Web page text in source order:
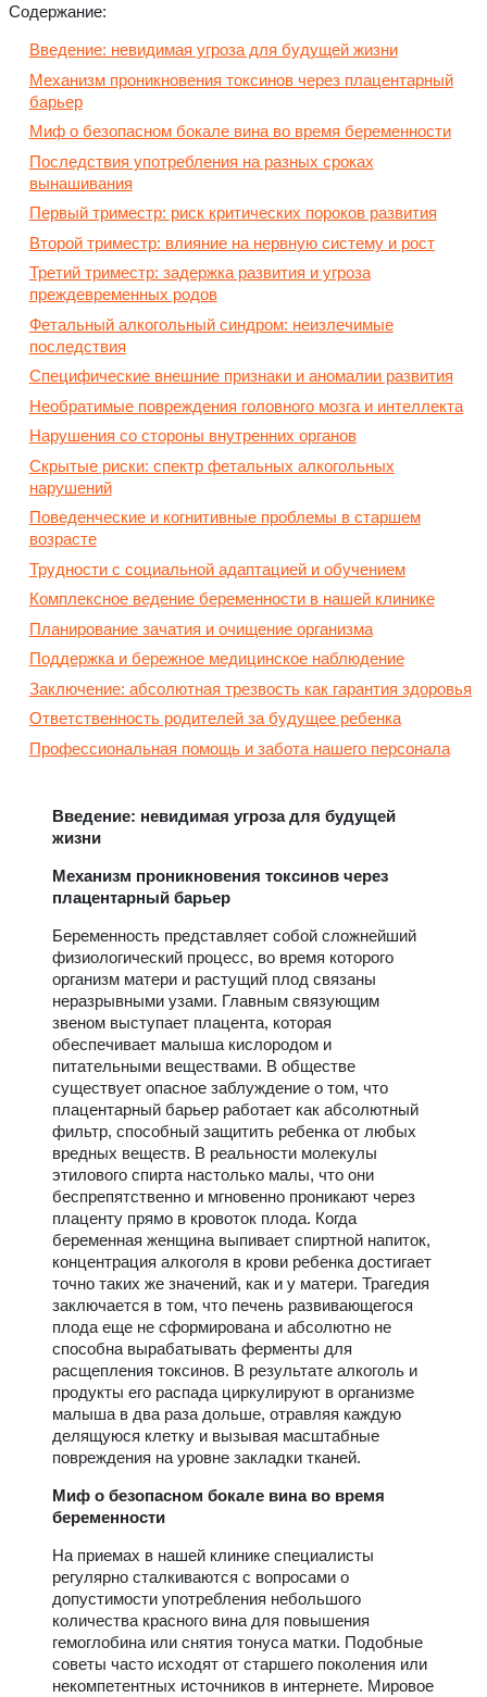
Содержание:
Введение: невидимая угроза для будущей жизни
Механизм проникновения токсинов через плацентарный
барьер
Миф о безопасном бокале вина во время беременности
Последствия употребления на разных сроках
вынашивания
Первый триместр: риск критических пороков развития
Второй триместр: влияние на нервную систему и рост
Третий триместр: задержка развития и угроза
преждевременных родов
Фетальный алкогольный синдром: неизлечимые
последствия
Специфические внешние признаки и аномалии развития
Необратимые повреждения головного мозга и интеллекта
Нарушения со стороны внутренних органов
Скрытые риски: спектр фетальных алкогольных
нарушений
Поведенческие и когнитивные проблемы в старшем
возрасте
Трудности с социальной адаптацией и обучением
Комплексное ведение беременности в нашей клинике
Планирование зачатия и очищение организма
Поддержка и бережное медицинское наблюдение
Заключение: абсолютная трезвость как гарантия здоровья
Ответственность родителей за будущее ребенка
Профессиональная помощь и забота нашего персонала
Введение: невидимая угроза для будущей
жизни
Механизм проникновения токсинов через
плацентарный барьер
Беременность представляет собой сложнейший
физиологический процесс, во время которого
организм матери и растущий плод связаны
неразрывными узами. Главным связующим
звеном выступает плацента, которая
обеспечивает малыша кислородом и
питательными веществами. В обществе
существует опасное заблуждение о том, что
плацентарный барьер работает как абсолютный
фильтр, способный защитить ребенка от любых
вредных веществ. В реальности молекулы
этилового спирта настолько малы, что они
беспрепятственно и мгновенно проникают через
плаценту прямо в кровоток плода. Когда
беременная женщина выпивает спиртной напиток,
концентрация алкоголя в крови ребенка достигает
точно таких же значений, как и у матери. Трагедия
заключается в том, что печень развивающегося
плода еще не сформирована и абсолютно не
способна вырабатывать ферменты для
расщепления токсинов. В результате алкоголь и
продукты его распада циркулируют в организме
малыша в два раза дольше, отравляя каждую
делящуюся клетку и вызывая масштабные
повреждения на уровне закладки тканей.
Миф о безопасном бокале вина во время
беременности
На приемах в нашей клинике специалисты
регулярно сталкиваются с вопросами о
допустимости употребления небольшого
количества красного вина для повышения
гемоглобина или снятия тонуса матки. Подобные
советы часто исходят от старшего поколения или
некомпетентных источников в интернете. Мировое